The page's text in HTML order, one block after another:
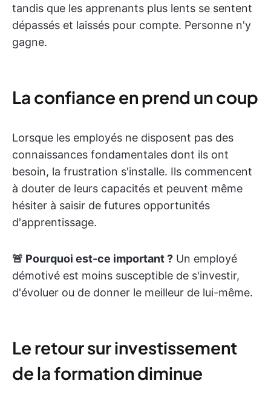
tandis que les apprenants plus lents se sentent
dépassés et laissés pour compte. Personne n'y
gagne.
La confiance en prend un coup
Lorsque les employés ne disposent pas des
connaissances fondamentales dont ils ont
besoin, la frustration s'installe. Ils commencent
à douter de leurs capacités et peuvent même
hésiter à saisir de futures opportunités
d'apprentissage.
🚨 Pourquoi est-ce important ? Un employé
démotivé est moins susceptible de s'investir,
d'évoluer ou de donner le meilleur de lui-même.
Le retour sur investissement
de la formation diminue